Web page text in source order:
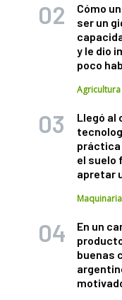
Cómo
ser un
y le dio
poco
Agricultura
Llegó al
práctica
el suelo
apretar
En un
buenas